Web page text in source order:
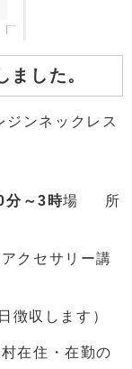
ました。
ジンネックレス
分～3時場 所
セサリー講
収します）
在住・在勤の